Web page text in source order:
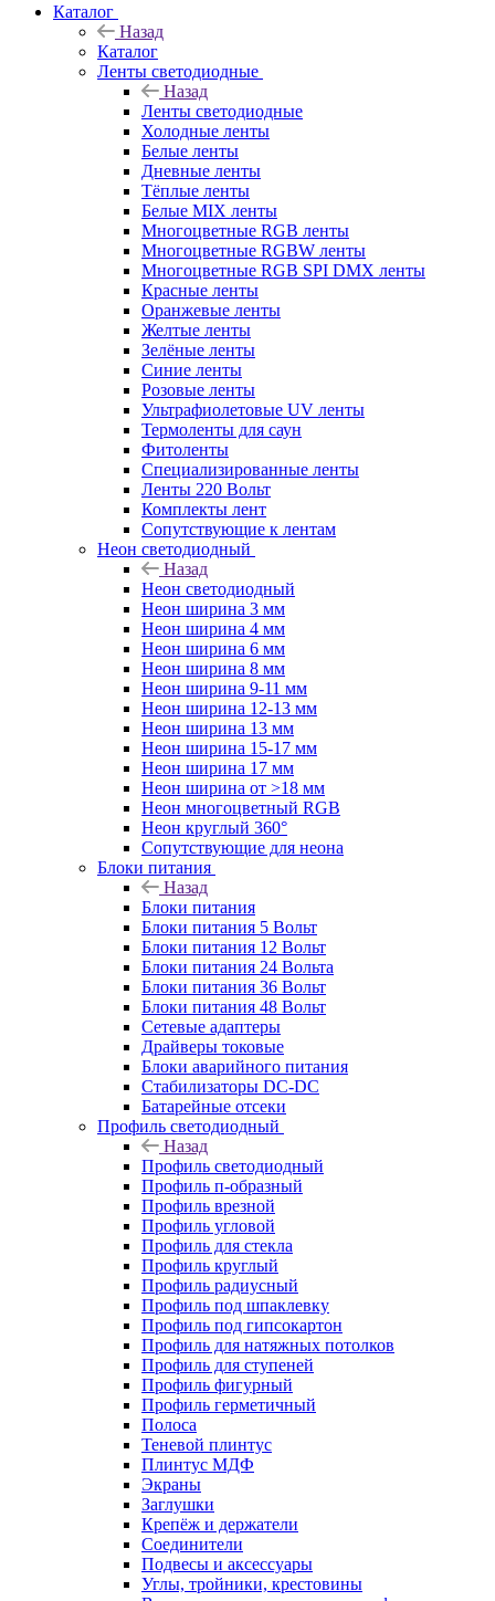
Каталог
Назад
Каталог
Ленты светодиодные
Назад
Ленты светодиодные
Холодные ленты
Белые ленты
Дневные ленты
Тёплые ленты
Белые MIX ленты
Многоцветные RGB ленты
Многоцветные RGBW ленты
Многоцветные RGB SPI DMX ленты
Красные ленты
Оранжевые ленты
Желтые ленты
Зелёные ленты
Синие ленты
Розовые ленты
Ультрафиолетовые UV ленты
Термоленты для саун
Фитоленты
Специализированные ленты
Ленты 220 Вольт
Комплекты лент
Сопутствующие к лентам
Неон светодиодный
Назад
Неон светодиодный
Неон ширина 3 мм
Неон ширина 4 мм
Неон ширина 6 мм
Неон ширина 8 мм
Неон ширина 9-11 мм
Неон ширина 12-13 мм
Неон ширина 13 мм
Неон ширина 15-17 мм
Неон ширина 17 мм
Неон ширина от >18 мм
Неон многоцветный RGB
Неон круглый 360°
Сопутствующие для неона
Блоки питания
Назад
Блоки питания
Блоки питания 5 Вольт
Блоки питания 12 Вольт
Блоки питания 24 Вольта
Блоки питания 36 Вольт
Блоки питания 48 Вольт
Сетевые адаптеры
Драйверы токовые
Блоки аварийного питания
Стабилизаторы DC-DC
Батарейные отсеки
Профиль светодиодный
Назад
Профиль светодиодный
Профиль п-образный
Профиль врезной
Профиль угловой
Профиль для стекла
Профиль круглый
Профиль радиусный
Профиль под шпаклевку
Профиль под гипсокартон
Профиль для натяжных потолков
Профиль для ступеней
Профиль фигурный
Профиль герметичный
Полоса
Теневой плинтус
Плинтус МДФ
Экраны
Заглушки
Крепёж и держатели
Соединители
Подвесы и аксессуары
Углы, тройники, крестовины